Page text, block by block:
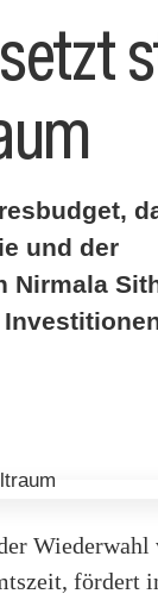
und der
Nirmala
Wiederwahl
fördert